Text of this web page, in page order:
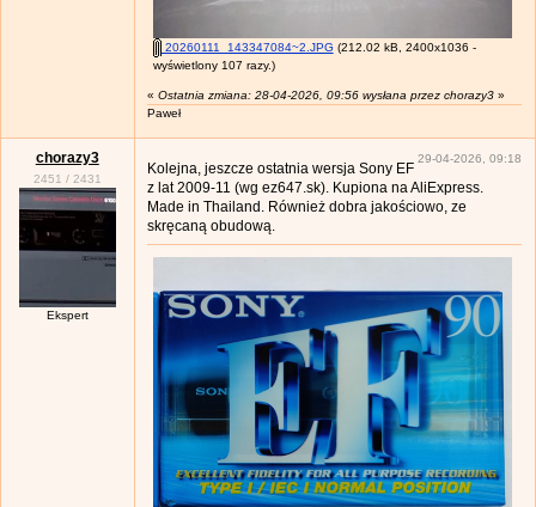
20260111_143347084~2.JPG (212.02 kB, 2400x1036 -
wyświetlony 107 razy.)
« Ostatnia zmiana: 28-04-2026, 09:56 wysłana przez chorazy3»
Paweł
chorazy3
2451 / 2431
Ekspert
29-04-2026, 09:18
Kolejna, jeszcze ostatnia wersja Sony EF
z lat 2009-11 (wg ez647.sk). Kupiona na AliExpress.
Made in Thailand. Również dobra jakościowo, ze
skręcaną obudową.